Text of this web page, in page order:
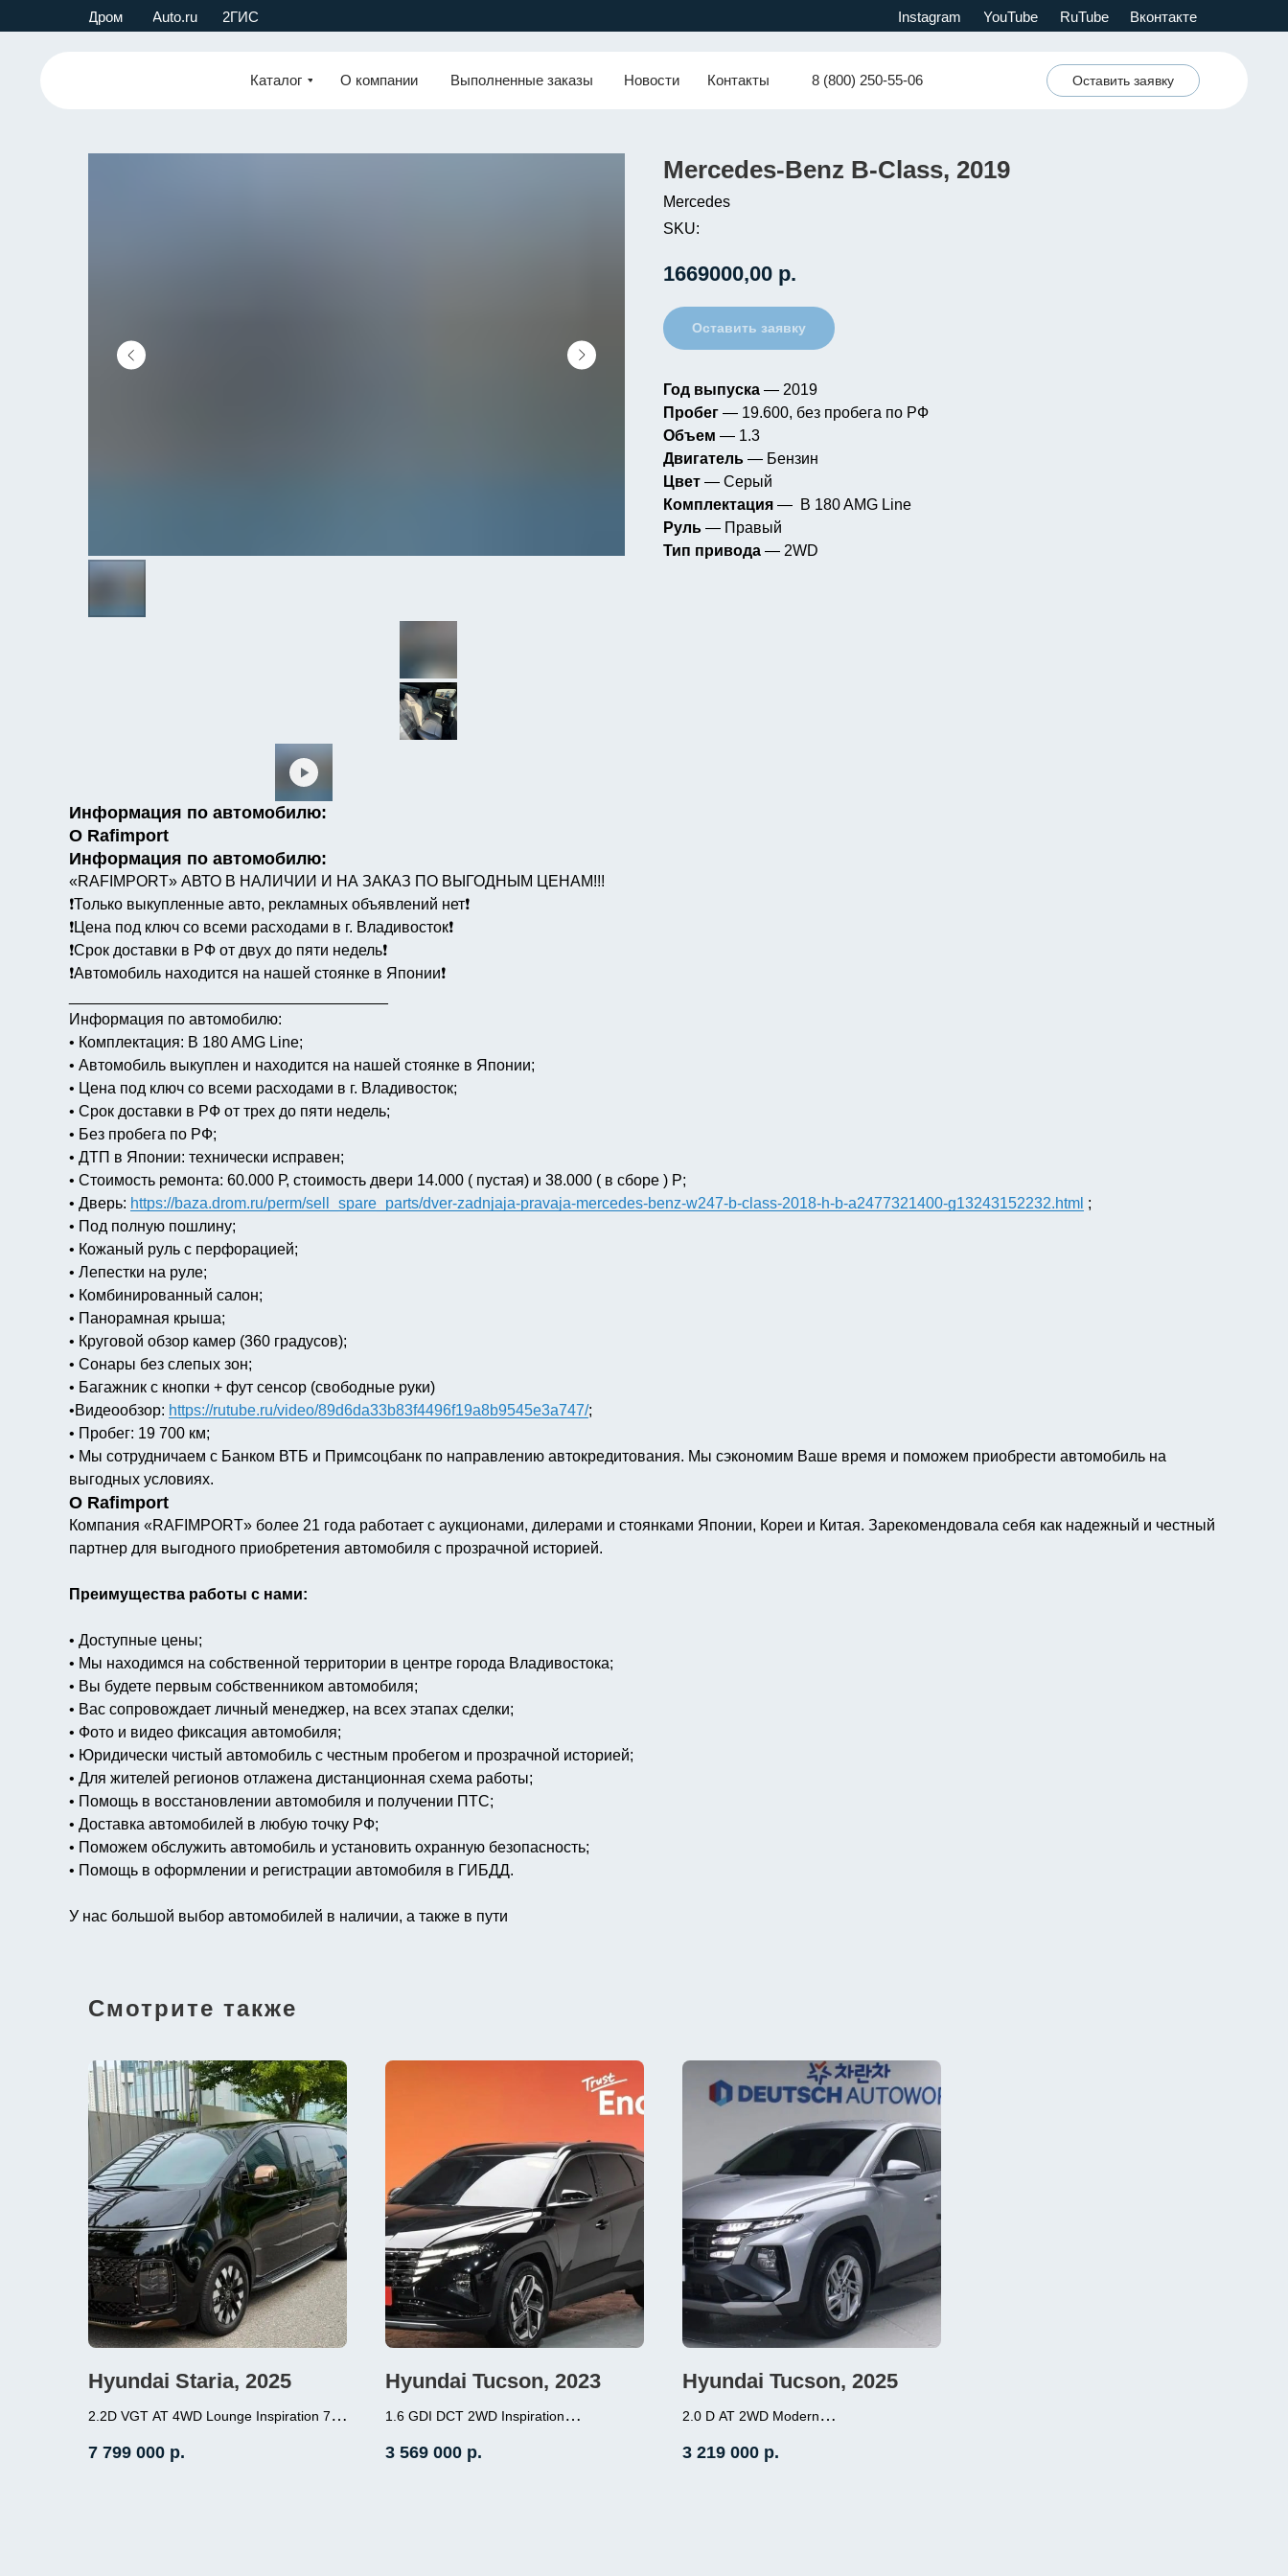
Каталог О компании Выполненные заказы Новости Контакты 8 (800) 250-55-06 Оставить заявку
Дром Auto.ru 2ГИС Instagram YouTube Вконтакте
RuTube
Mercedes-Benz B-Class, 2019
Mercedes
SKU:
1669000,00 р.
Оставить заявку
Год выпуска — 2019
Пробег — 19.600, без пробега по РФ
Объем — 1.3
Двигатель — Бензин
Цвет — Серый
Комплектация — B 180 AMG Line
Руль — Правый
Тип привода — 2WD
Информация по автомобилю:
О Rafimport
Информация по автомобилю:
«RAFIMPORT» АВТО В НАЛИЧИИ И НА ЗАКАЗ ПО ВЫГОДНЫМ ЦЕНАМ!!!
❗️Только выкупленные авто, рекламных объявлений нет❗️
❗️Цена под ключ со всеми расходами в г. Владивосток❗️
❗️Срок доставки в РФ от двух до пяти недель❗️
❗️Автомобиль находится на нашей стоянке в Японии❗️
Информация по автомобилю:
• Комплектация: B 180 AMG Line;
• Автомобиль выкуплен и находится на нашей стоянке в Японии;
• Цена под ключ со всеми расходами в г. Владивосток;
• Срок доставки в РФ от трех до пяти недель;
• Без пробега по РФ;
• ДТП в Японии: технически исправен;
• Стоимость ремонта: 60.000 Р, стоимость двери 14.000 ( пустая) и 38.000 ( в сборе ) Р;
• Дверь: https://baza.drom.ru/perm/sell_spare_parts/dver-zadnjaja-pravaja-mercedes-benz-w247-b-class-2018-h-b-a2477321400-g13243152232.html ;
• Под полную пошлину;
• Кожаный руль с перфорацией;
• Лепестки на руле;
• Комбинированный салон;
• Панорамная крыша;
• Круговой обзор камер (360 градусов);
• Сонары без слепых зон;
• Багажник с кнопки + фут сенсор (свободные руки)
•Видеообзор: https://rutube.ru/video/89d6da33b83f4496f19a8b9545e3a747/;
• Пробег: 19 700 км;
• Мы сотрудничаем с Банком ВТБ и Примсоцбанк по направлению автокредитования. Мы сэкономим Ваше время и поможем приобрести автомобиль на
выгодных условиях.
О Rafimport
Компания «RAFIMPORT» более 21 года работает с аукционами, дилерами и стоянками Японии, Кореи и Китая. Зарекомендовала себя как надежный и честный
партнер для выгодного приобретения автомобиля с прозрачной историей.
Преимущества работы с нами:
• Доступные цены;
• Мы находимся на собственной территории в центре города Владивостока;
• Вы будете первым собственником автомобиля;
• Вас сопровождает личный менеджер, на всех этапах сделки;
• Фото и видео фиксация автомобиля;
• Юридически чистый автомобиль с честным пробегом и прозрачной историей;
• Для жителей регионов отлажена дистанционная схема работы;
• Помощь в восстановлении автомобиля и получении ПТС;
• Доставка автомобилей в любую точку РФ;
• Поможем обслужить автомобиль и установить охранную безопасность;
• Помощь в оформлении и регистрации автомобиля в ГИБДД.
У нас большой выбор автомобилей в наличии, а также в пути
Смотрите также
Hyundai Staria, 2025
2.2D VGT AT 4WD Lounge Inspiration 7-
2.2 (177л.с.), дизель, АКПП,
7 799 000 р.
Hyundai Tucson, 2023
1.6 GDI DCT 2WD Inspiration
передний привод, пробег 3 000
3 569 000 р.
Hyundai Tucson, 2025
2.0 D AT 2WD Modern
передний привод, пробег 19
3 219 000 р.